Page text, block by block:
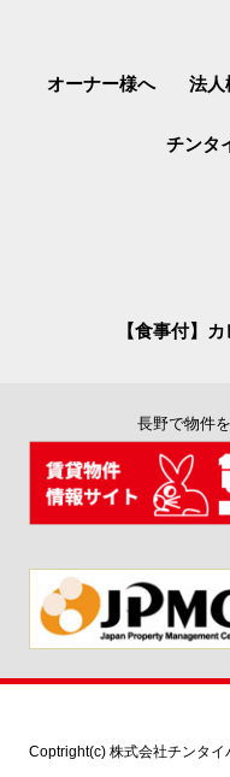
オーナー様へ 法人
チンタ
【食事付】
長野で物件
Coptright(c) 株式会社チンタイ